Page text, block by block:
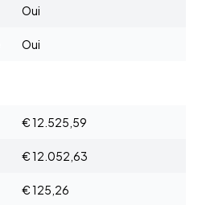
Oui
Oui
€ 12.525,59
€ 12.052,63
€ 125,26